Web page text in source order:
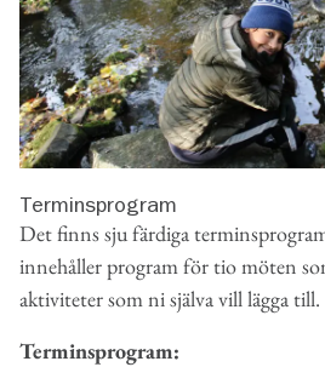
Terminsprogram
Det finns sju färdiga
innehåller program för tio möten
aktiviteter som ni själva vill lägga till.
Terminsprogram: